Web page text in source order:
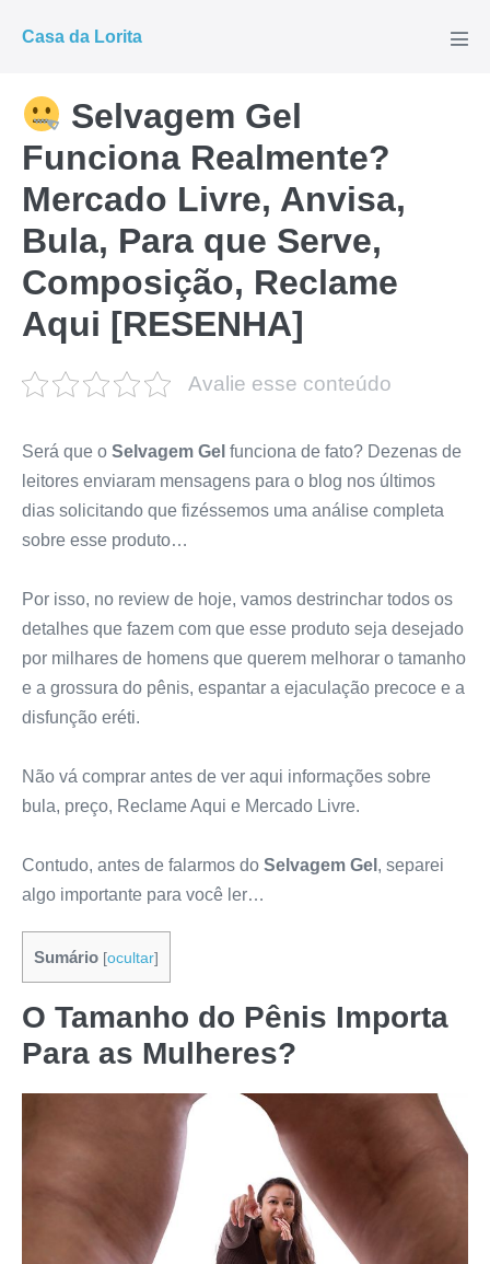
para
conteúdo
Casa da Lorita
Selvagem Gel
Funciona Realmente?
Mercado Livre, Anvisa,
Bula, Para que Serve,
Composição, Reclame
Aqui [RESENHA]
Avalie esse conteúdo
Será que o Selvagem Gel funciona de fato? Dezenas de
leitores enviaram mensagens para o blog nos últimos
dias solicitando que fizéssemos uma análise completa
sobre esse produto…
Por isso, no review de hoje, vamos destrinchar todos os
detalhes que fazem com que esse produto seja desejado
por milhares de homens que querem melhorar o tamanho
e a grossura do pênis, espantar a ejaculação precoce e a
disfunção eréti.
Não vá comprar antes de ver aqui informações sobre
bula, preço, Reclame Aqui e Mercado Livre.
Contudo, antes de falarmos do Selvagem Gel , separei
algo importante para você ler…
Sumário [ocultar]
O Tamanho do Pênis Importa
Para as Mulheres?